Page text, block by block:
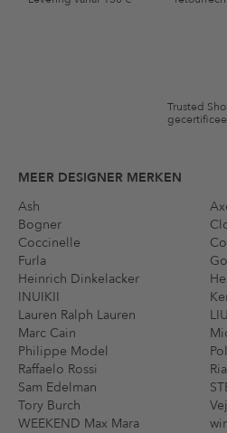
*De kortingsbon is vanaf de
Niet geldig op de categorie kleding en
Trusted
MEER DESIGNER MERKEN
Ash
Bogner
Coccinelle
Furla
Heinrich Dinkelacker
INUIKII
Lauren Ralph Lauren
Marc Cain
Philippe Model
Raffaelo Rossi
Sam Edelman
Tory Burch
WEEKEND Max Mara